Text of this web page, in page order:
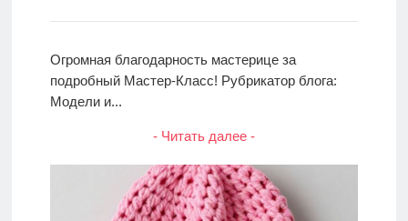
Огромная благодарность мастерице за
подробный Мастер-Класс! Рубрикатор блога:
Модели и...
- Читать далее -